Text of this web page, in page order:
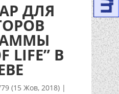
ДЛЯ
LIFE” В
(15 Жов, 2018) |